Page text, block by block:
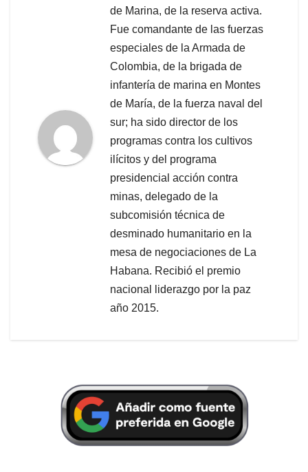
de Marina, de la reserva activa.
Fue comandante de las fuerzas
especiales de la Armada de
Colombia, de la brigada de
infantería de marina en Montes
de María, de la fuerza naval del
sur; ha sido director de los
programas contra los cultivos
ilícitos y del programa
presidencial acción contra
minas, delegado de la
subcomisión técnica de
desminado humanitario en la
mesa de negociaciones de La
Habana. Recibió el premio
nacional liderazgo por la paz
año 2015.